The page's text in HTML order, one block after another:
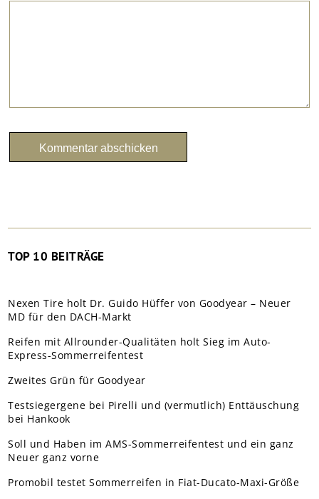
TOP 10 BEITRÄGE
Nexen Tire holt Dr. Guido Hüffer von Goodyear – Neuer
MD für den DACH-Markt
Reifen mit Allrounder-Qualitäten holt Sieg im Auto-
Express-Sommerreifentest
Zweites Grün für Goodyear
Testsiegergene bei Pirelli und (vermutlich) Enttäuschung
bei Hankook
Soll und Haben im AMS-Sommerreifentest und ein ganz
Neuer ganz vorne
Promobil testet Sommerreifen in Fiat-Ducato-Maxi-Größe